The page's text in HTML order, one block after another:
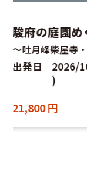
世界自然遺
＞ 2島めぐ
父島＆母島の2
368,000円～